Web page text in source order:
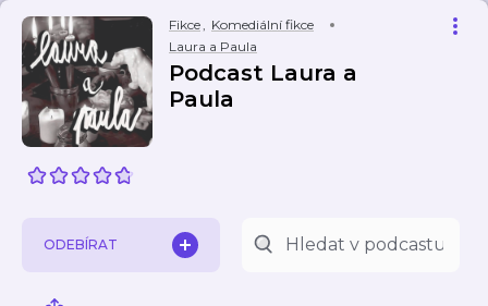
Fikce, Komediální fikce
Laura a Paula
Podcast Laura a
Paula
ODEBÍRAT